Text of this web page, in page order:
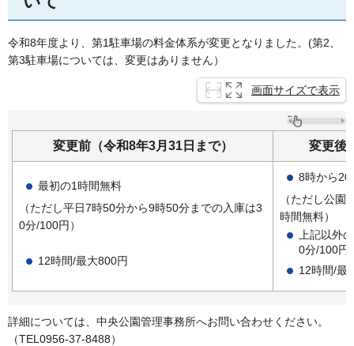
令和8年度より、第1駐車場の料金体系が変更となりました。(第2、
第3駐車場については、変更はありません）
画面サイズで表示
変更前（令和8年3月31日まで） 変更後
最初の1時間無料
（ただし平日7時50分から9時50分までの入庫は3
0分/100円）
12時間/最大800円
8時から20
（ただし公園
時間無料）
上記以外
0分/100円
12時間/最
詳細については、中央公園管理事務所へお問い合わせください。
（TEL0956-37-8488）